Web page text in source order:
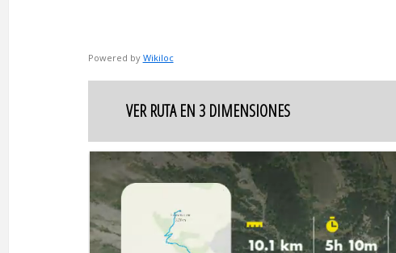
Powered by Wikiloc
VER RUTA EN 3 DIMENSIONES